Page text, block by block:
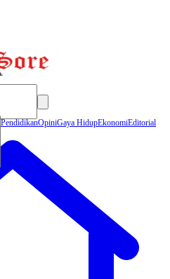
PendidikanOpiniGaya HidupEkonomiEditorial